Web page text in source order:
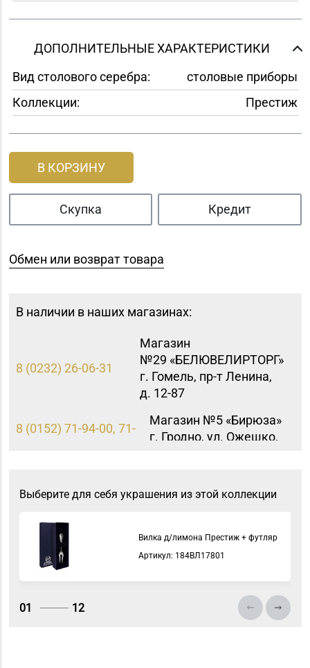
ДОПОЛНИТЕЛЬНЫЕ ХАРАКТЕРИСТИКИ
Вид столового серебра:
столовые приборы
Коллекции:
Престиж
В КОРЗИНУ
Скупка Кредит
Обмен или возврат товара
В наличии в наших магазинах:
8 (0232) 26-06-31
Магазин
№29 «БЕЛЮВЕЛИРТОРГ»
г. Гомель, пр-т Ленина,
д. 12-87
8 (0152) 71-94-00, 71-
Магазин №5 «Бирюза»
г. Гродно, ул. Ожешко,
«БЕЛЮВЕЛИРТОРГ» г.
Социалистическая, д.
Выберите для себя украшения из этой коллекции
Вилка д/лимона Престиж + футляр
Артикул: 184ВЛ17801
01 12